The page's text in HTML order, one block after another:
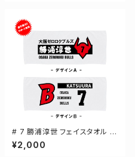
# 7 勝浦淳世 フェイスタオル 選
手還元 2デザイン FT0144
¥2,000